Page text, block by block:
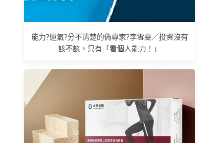
能力?運氣?分不清楚的偽專家?李雪雯／投資沒有
該不該，只有「看個人能力！」